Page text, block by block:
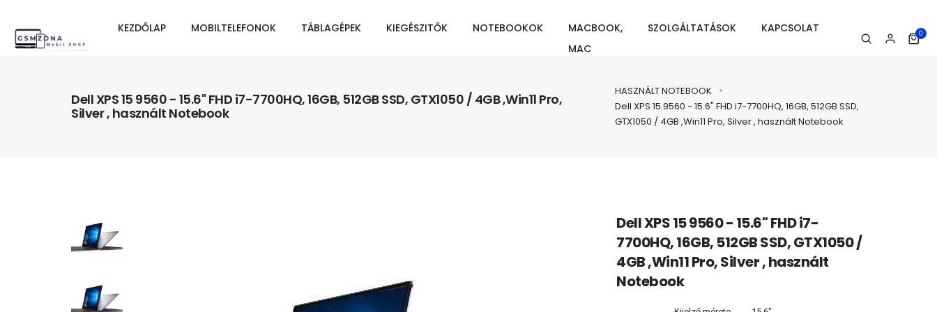
KEZDŐLAP MOBILTELEFONOK TÁBLAGÉPEK KIEGÉSZITŐK NOTEBOOKOK
MACBOOK,
MAC
SZOLGÁLTATÁSOK KAPCSOLAT 0
Dell XPS 15 9560 - 15.6" FHD i7-7700HQ, 16GB, 512GB SSD, GTX1050 / 4GB ,Win11 Pro,
Silver , használt Notebook
HASZNÁLT NOTEBOOK
Dell XPS 15 9560 - 15.6" FHD i7-7700HQ, 16GB, 512GB SSD,
GTX1050 / 4GB ,Win11 Pro, Silver , használt Notebook
Dell XPS 15 9560 - 15.6" FHD i7-
7700HQ, 16GB, 512GB SSD, GTX1050 /
4GB ,Win11 Pro, Silver , használt
Notebook